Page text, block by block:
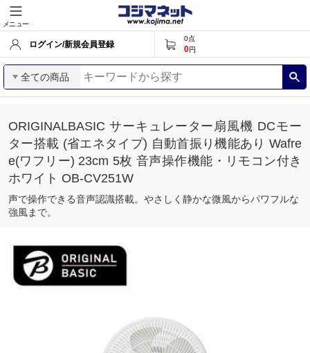
メニュー
ログイン/新規会員登録
0点
0円
全ての商品
ORIGINALBASIC サーキュレーター扇風機 DCモー
ター搭載 (省エネタイプ) 自動首振り機能あり Wafre
e(ワフリー) 23cm 5枚 音声操作機能・リモコン付き
ホワイト OB-CV251W
声で操作できる音声認識搭載。やさしく静かな微風からパワフルな
強風まで。